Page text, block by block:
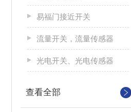
易福门接近开关
流量开关，流量传感器
光电开关、光电传感器
查看全部